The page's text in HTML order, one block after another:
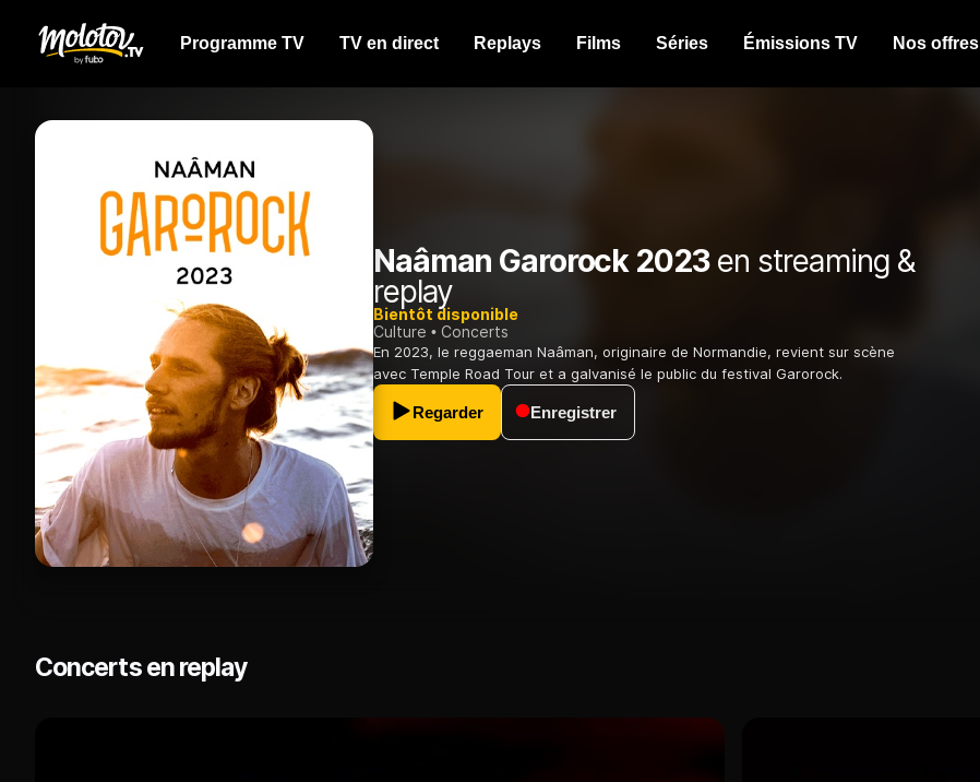
Programme TV TV en direct Replays Films Séries Émissions TV Nos offres
Naâman Garorock 2023en streaming &
replay
Bientôt disponible
Culture
Concerts
En 2023, le reggaeman Naâman, originaire de Normandie, revient sur scène
avec Temple Road Tour et a galvanisé le public du festival Garorock.
Regarder Enregistrer
Concerts en replay